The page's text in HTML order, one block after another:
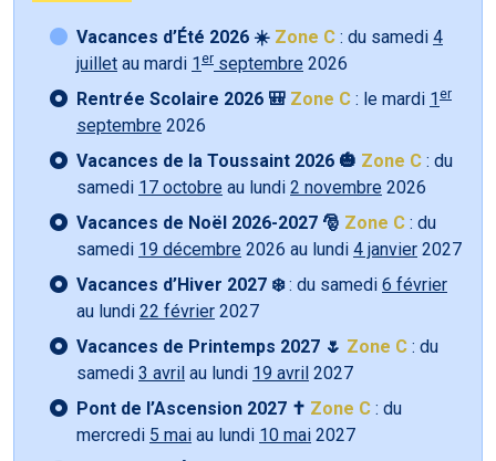
Vacances d’Été 2026 ☀️ Zone C : du samedi 4
juillet au mardi 1 er septembre 2026
Rentrée Scolaire 2026 🎒 Zone C : le mardi 1 er
septembre 2026
Vacances de la Toussaint 2026 🎃 Zone C : du
samedi 17 octobre au lundi 2 novembre 2026
Vacances de Noël 2026-2027 🎅 Zone C : du
samedi 19 décembre 2026 au lundi 4 janvier 2027
Vacances d’Hiver 2027 ❄️: du samedi 6 février
au lundi 22 février 2027
Vacances de Printemps 2027 🌷 Zone C : du
samedi 3 avril au lundi 19 avril 2027
Pont de l’Ascension 2027 ✝️ Zone C : du
mercredi 5 mai au lundi 10 mai 2027